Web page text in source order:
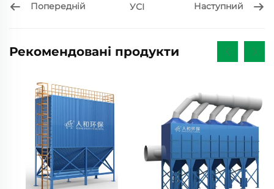
Попередній УСІ Наступний
Рекомендовані продукти